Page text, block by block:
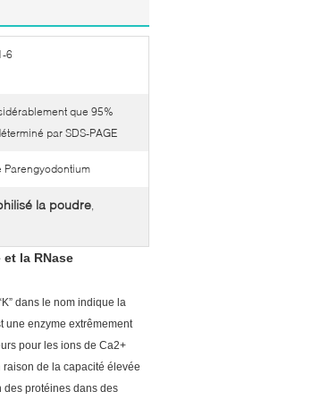
6
que 95%
par SDS-PAGE
Parengyodontium
la poudre,
la RNase
dans le nom indique la
une enzyme extrêmement
pour les ions de Ca2+
de la capacité élevée
des protéines dans des